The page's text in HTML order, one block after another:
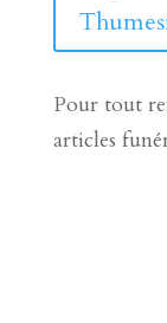
Pour tout
articles